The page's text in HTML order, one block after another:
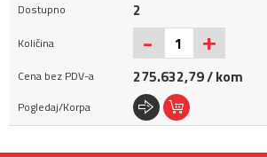
2
- +
275.632,79 / kom